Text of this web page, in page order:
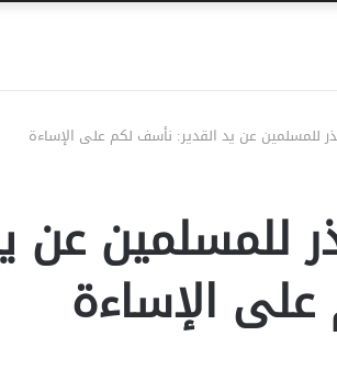
للمسلمين عن يد القدير: نأسف لكم على الإساءة
للمسلمين عن
الإساءة